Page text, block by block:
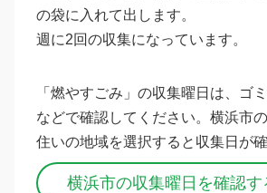
の袋に入れて出します。
週に2回の収集になっています。
「燃やすごみ」の収集曜日は、ゴ
などで確認してください。横浜市
住いの地域を選択すると収集日が確
横浜市の収集曜日を確認す